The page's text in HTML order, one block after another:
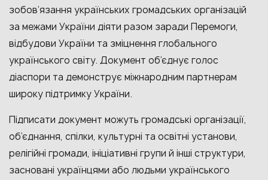
зобов’язання українських громадських організацій
за межами України діяти разом заради Перемоги,
відбудови України та зміцнення глобального
українського світу. Документ об’єднує голос
діаспори та демонструє міжнародним партнерам
широку підтримку України.
Підписати документ можуть громадські організації,
об’єднання, спілки, культурні та освітні установи,
релігійні громади, ініціативні групи й інші структури,
засновані українцями або людьми українського